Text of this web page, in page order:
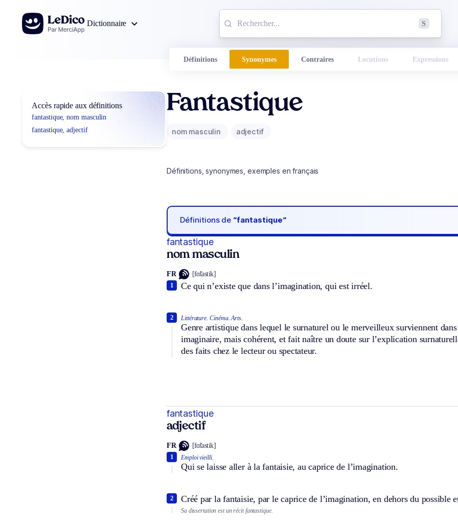
Aller au contenu
Dictionnaire
S
Définitions Synonymes Contraires Locutions Expressions
Accès rapide aux définitions
fantastique, nom masculin
fantastique, adjectif
Fantastique
nom masculin adjectif
Définitions, synonymes, exemples en français
Définitions de “fantastique“
fantastique
nom masculin
FR [fɑ̃tastik]
Ce qui n’existe que dans l’imagination, qui est irréel.
1
Littérature. Cinéma. Arts.
Genre artistique dans lequel le surnaturel ou le merveilleux surviennent
imaginaire, mais cohérent, et fait naître un doute sur l’explication
des faits chez le lecteur ou spectateur.
2
fantastique
adjectif
FR [fɑ̃tastik]
Emploi vieilli.
Qui se laisse aller à la fantaisie, au caprice de l’imagination.
1
Créé par la fantaisie, par le caprice de l’imagination, en dehors du possible
2
Sa dissertation est un récit fantastique.